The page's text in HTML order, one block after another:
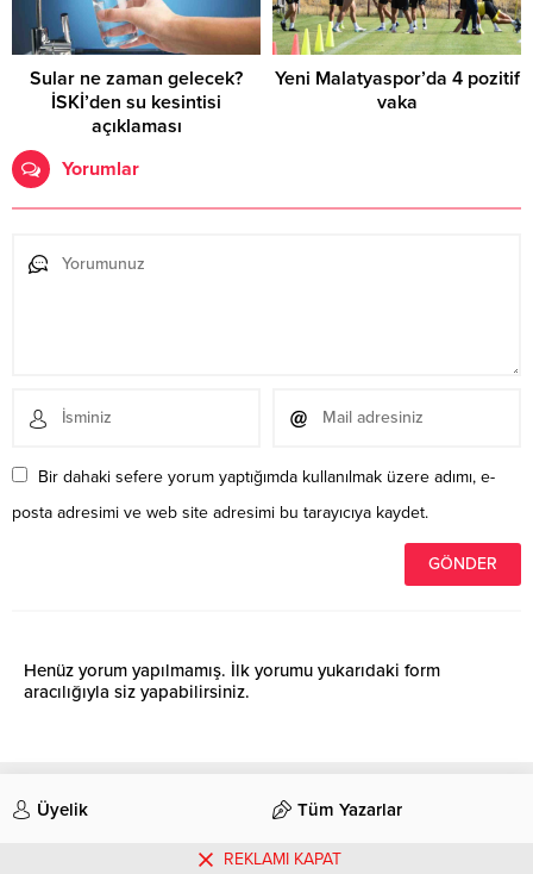
Sular ne zaman gelecek?
İSKİ’den su kesintisi
açıklaması
Yeni Malatyaspor’da 4 pozitif
vaka
Yorumlar
Bir dahaki sefere yorum yaptığımda kullanılmak üzere adımı, e-
posta adresimi ve web site adresimi bu tarayıcıya kaydet.
Henüz yorum yapılmamış. İlk yorumu yukarıdaki form
aracılığıyla siz yapabilirsiniz.
Üyelik Tüm Yazarlar
REKLAMI KAPAT